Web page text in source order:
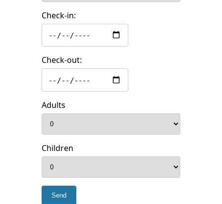
Check-in:
Check-out:
Adults
Children